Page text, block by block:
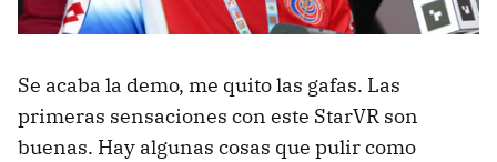
Se acaba la demo, me quito las gafas. Las
primeras sensaciones con este StarVR son
buenas. Hay algunas cosas que pulir como